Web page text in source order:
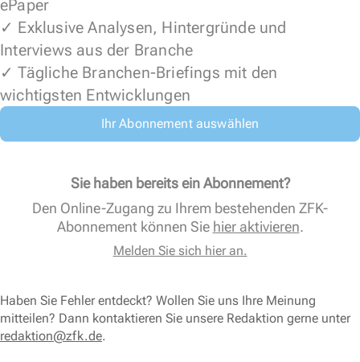
ePaper
✓ Exklusive Analysen, Hintergründe und
Interviews aus der Branche
✓ Tägliche Branchen-Briefings mit den
wichtigsten Entwicklungen
Ihr Abonnement auswählen
Sie haben bereits ein Abonnement?
Den Online-Zugang zu Ihrem bestehenden ZFK-
Abonnement können Sie hier aktivieren.
Melden Sie sich hier an.
Haben Sie Fehler entdeckt? Wollen Sie uns Ihre Meinung
mitteilen? Dann kontaktieren Sie unsere Redaktion gerne unter
redaktion@zfk.de.